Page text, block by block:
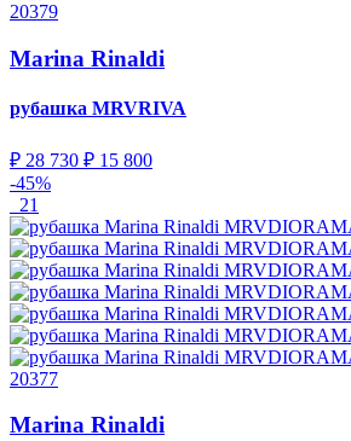
20379
Marina Rinaldi
рубашка MRVRIVA
₽ 28 730 ₽ 15 800
-45%
21
20377
Marina Rinaldi